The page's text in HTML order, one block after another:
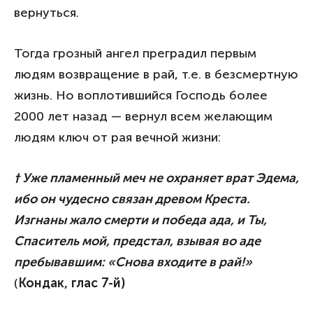
вернуться.
Тогда грозный ангел преградил первым
людям возвращение в рай, т.е. в безсмертную
жизнь. Но воплотившийся Господь более
2000 лет назад — вернул всем желающим
людям ключ от рая вечной жизни:
† Уже пламенный меч не охраняет врат Эдема,
ибо он чудесно связан древом Креста.
Изгнаны жало смерти и победа ада, и Ты,
Спаситель мой, предстал, взывая во аде
пребывавшим: «Снова входите в рай!»
( Кондак, глас 7-й)